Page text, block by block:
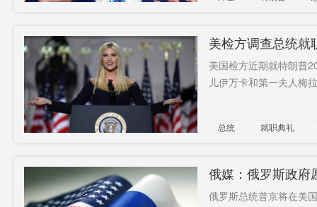
美检方调查总统就
美国检方近期就特朗普
儿伊万卡和第一夫人梅
总统
就职典礼
俄媒：俄罗斯政府
俄罗斯总统普京将在美